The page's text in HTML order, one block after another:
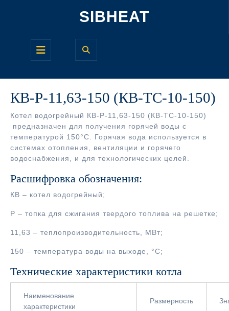
SIBHEAT
Кнопка
КВ-Р-11,63-150 (КВ-ТС-10-150)
Котел водогрейный КВ-Р-11,63-150 (КВ-ТС-10-150)
предназначен для получения горячей воды с
температурой 150°С. Горячая вода используется в
системах отопления, вентиляции и горячего
водоснабжения, и для технологических целей.
Расшифровка обозначения:
КВ – котел водогрейный;
Р – топка для сжигания твердого топлива на решетке;
11,63 – теплопроизводительность, МВт;
150 – температура воды на выходе, °С;
Технические характеристики котла
Наименование
характеристики
Размерность